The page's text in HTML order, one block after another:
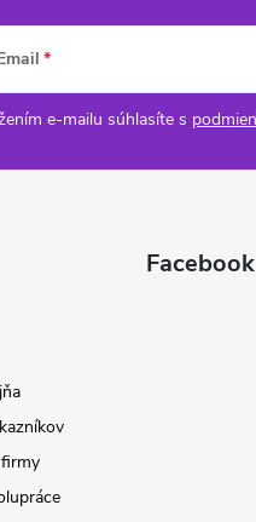
e-mailu súhlasíte s
Facebook